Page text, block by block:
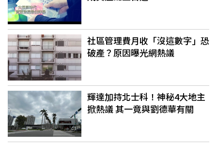
社區管理費月收「沒這數字」恐
破產？原因曝光網熱議
輝達加持北士科！神秘4大地主
掀熱議 其一竟與劉德華有關